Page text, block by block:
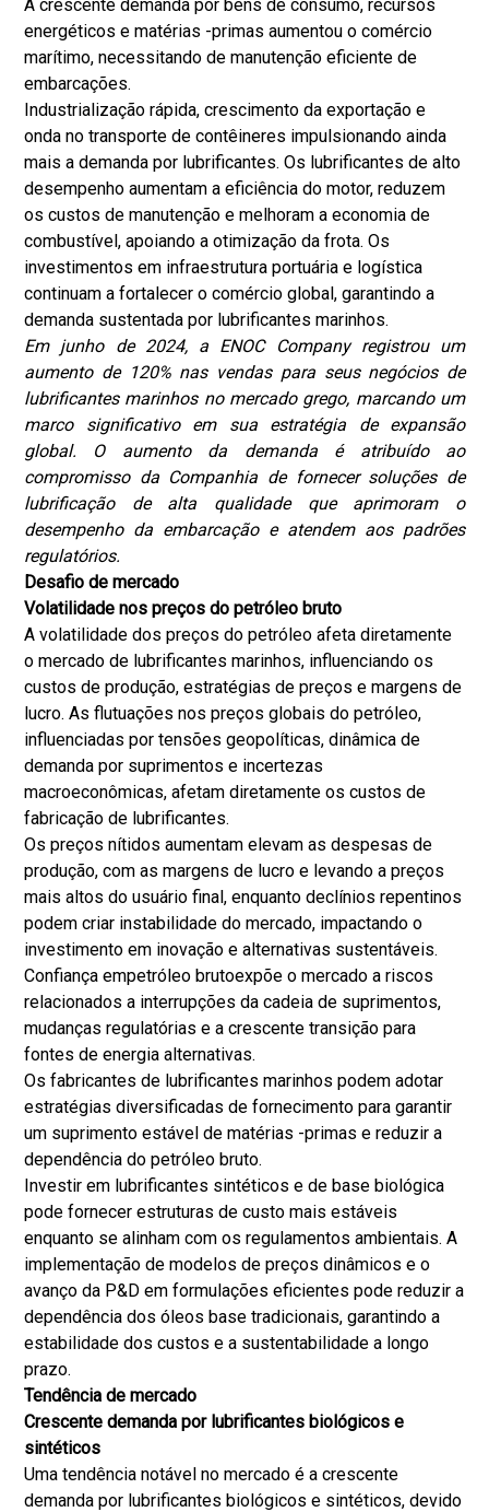
A crescente demanda por bens de consumo, recursos
energéticos e matérias -primas aumentou o comércio
marítimo, necessitando de manutenção eficiente de
embarcações.
Industrialização rápida, crescimento da exportação e
onda no transporte de contêineres impulsionando ainda
mais a demanda por lubrificantes. Os lubrificantes de alto
desempenho aumentam a eficiência do motor, reduzem
os custos de manutenção e melhoram a economia de
combustível, apoiando a otimização da frota. Os
investimentos em infraestrutura portuária e logística
continuam a fortalecer o comércio global, garantindo a
demanda sustentada por lubrificantes marinhos.
Em junho de 2024, a ENOC Company registrou um
aumento de 120% nas vendas para seus negócios de
lubrificantes marinhos no mercado grego, marcando um
marco significativo em sua estratégia de expansão
global. O aumento da demanda é atribuído ao
compromisso da Companhia de fornecer soluções de
lubrificação de alta qualidade que aprimoram o
desempenho da embarcação e atendem aos padrões
regulatórios.
Desafio de mercado
Volatilidade nos preços do petróleo bruto
A volatilidade dos preços do petróleo afeta diretamente
o mercado de lubrificantes marinhos, influenciando os
custos de produção, estratégias de preços e margens de
lucro. As flutuações nos preços globais do petróleo,
influenciadas por tensões geopolíticas, dinâmica de
demanda por suprimentos e incertezas
macroeconômicas, afetam diretamente os custos de
fabricação de lubrificantes.
Os preços nítidos aumentam elevam as despesas de
produção, com as margens de lucro e levando a preços
mais altos do usuário final, enquanto declínios repentinos
podem criar instabilidade do mercado, impactando o
investimento em inovação e alternativas sustentáveis.
Confiança empetróleo brutoexpõe o mercado a riscos
relacionados a interrupções da cadeia de suprimentos,
mudanças regulatórias e a crescente transição para
fontes de energia alternativas.
Os fabricantes de lubrificantes marinhos podem adotar
estratégias diversificadas de fornecimento para garantir
um suprimento estável de matérias -primas e reduzir a
dependência do petróleo bruto.
Investir em lubrificantes sintéticos e de base biológica
pode fornecer estruturas de custo mais estáveis
enquanto se alinham com os regulamentos ambientais. A
implementação de modelos de preços dinâmicos e o
avanço da P&D em formulações eficientes pode reduzir a
dependência dos óleos base tradicionais, garantindo a
estabilidade dos custos e a sustentabilidade a longo
prazo.
Tendência de mercado
Crescente demanda por lubrificantes biológicos e
sintéticos
Uma tendência notável no mercado é a crescente
demanda por lubrificantes biológicos e sintéticos, devido